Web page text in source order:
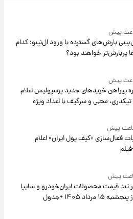
بارش‌های گسترده با ورود ال‌نینو؛ کدام
پربارش‌تر خواهند بود؟
پیراهن خریدهای جدید پرسپولیس اعلام
محبی و سرگیف با اعداد ویژه
فعال‌سازی «کیف پول ایران» اعلام
تند قیمت محصولات ایران‌خودرو و سایپا
۱۵ مرداد ۱۴۰۵ +جدول